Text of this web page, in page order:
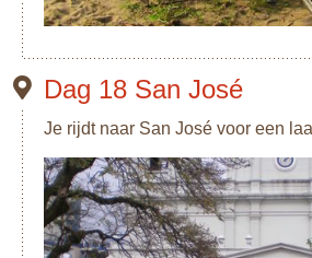
Dag 18 San José
Je rijdt naar San José voor een